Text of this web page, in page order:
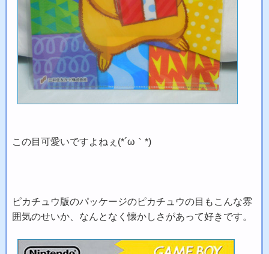
この目可愛いですよねぇ(*´ω｀*)
ピカチュウ版のパッケージのピカチュウの目もこんな雰
囲気のせいか、なんとなく懐かしさがあって好きです。